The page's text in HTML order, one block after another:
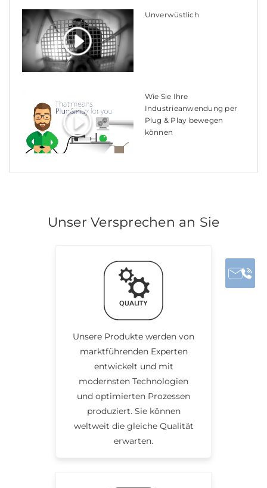
Unverwüstlich
Wie Sie Ihre
Industrieanwendung per
Plug & Play bewegen
können
Unser Versprechen an Sie
Unsere Produkte werden von
marktführenden Experten
entwickelt und mit
modernsten Technologien
und optimierten Prozessen
produziert. Sie können
weltweit die gleiche Qualität
erwarten.